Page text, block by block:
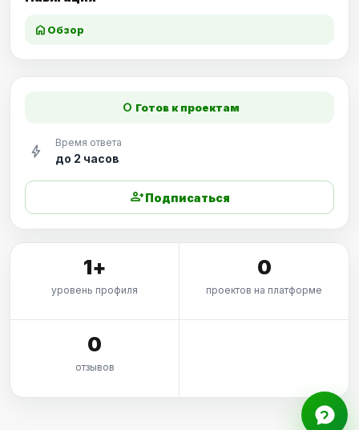
home Обзор
fiber_manual_record Готов к проектам
bolt Время ответа
до 2 часов
person_addПодписаться
1+
уровень профиля
0
проектов на платформе
0
отзывов